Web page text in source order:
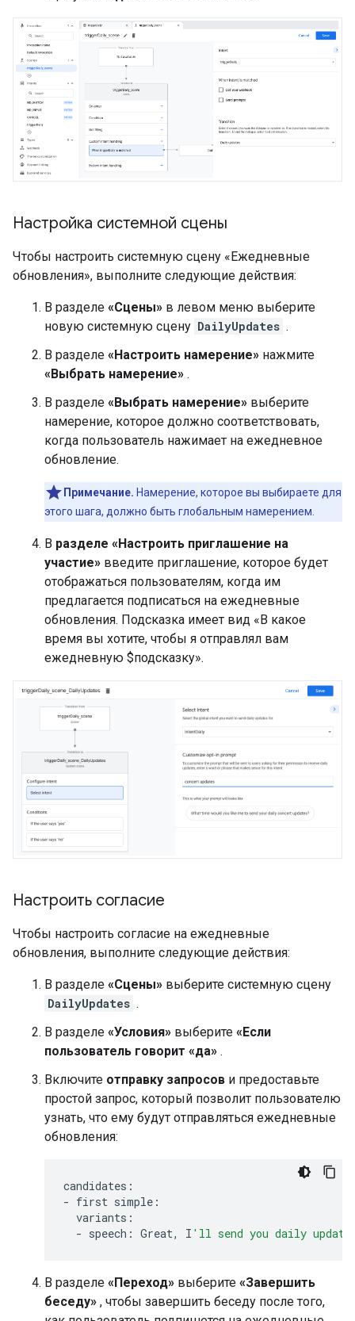
Настройка системной сцены
Чтобы настроить системную сцену «Ежедневные
обновления», выполните следующие действия:
В разделе «Сцены» в левом меню выберите
новую системную сцену DailyUpdates .
В разделе «Настроить намерение» нажмите
«Выбрать намерение» .
В разделе «Выбрать намерение» выберите
намерение, которое должно соответствовать,
когда пользователь нажимает на ежедневное
обновление.
Примечание. Намерение, которое вы выбираете для
этого шага, должно быть глобальным намерением.
В разделе «Настроить приглашение на
участие» введите приглашение, которое будет
отображаться пользователям, когда им
предлагается подписаться на ежедневные
обновления. Подсказка имеет вид «В какое
время вы хотите, чтобы я отправлял вам
ежедневную $подсказку».
Настроить согласие
Чтобы настроить согласие на ежедневные
обновления, выполните следующие действия:
В разделе «Сцены» выберите системную сцену
DailyUpdates .
В разделе «Условия» выберите «Если
пользователь говорит «да» .
Включите отправку запросов и предоставьте
простой запрос, который позволит пользователю
узнать, что ему будут отправляться ежедневные
обновления:
candidates :
- first simple :
variants :
- speech : Great, I 'll send you daily
В разделе «Переход» выберите «Завершить
беседу» , чтобы завершить беседу после того,